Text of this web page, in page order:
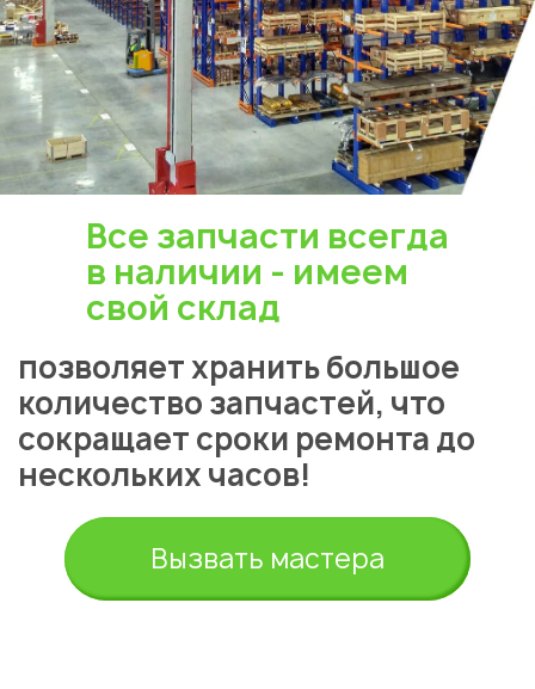
Все запчасти всегда
в наличии - имеем
свой склад
позволяет хранить большое
количество запчастей, что
сокращает сроки ремонта до
нескольких часов!
Вызвать мастера
города
Астана